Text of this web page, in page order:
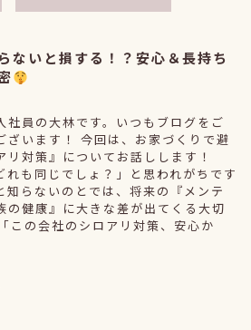
ないと損する！？安心＆長持ち
社員の大林です。いつもブログをご
ざいます！ 今回は、お家づくりで避
リ対策』についてお話しします！
れも同じでしょ？」と思われがちです
知らないのとでは、将来の『メンテ
の健康』に大きな差が出てくる大切
この会社のシロアリ対策、安心か